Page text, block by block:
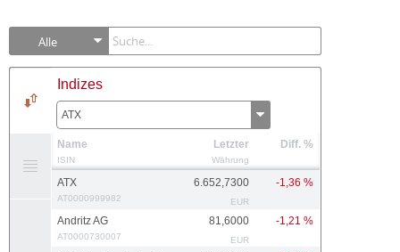
Alle
Indizes
ATX
Name
ISIN
Letzter
Währung
Diff. %
ATX
AT0000999982
6.652,7300
EUR
-1,36 %
Andritz AG
AT0000730007
81,6000
EUR
-1,21 %